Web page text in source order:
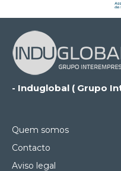
- Induglobal ( Grupo
Quem somos
Contacto
Aviso legal